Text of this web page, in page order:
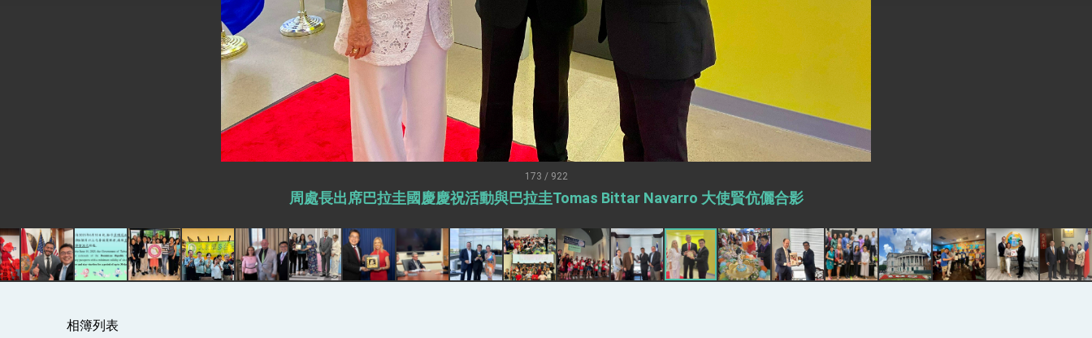
外交部長林佳龍接受印尼「時代雜誌」專訪，闡述印太安全局勢，籲深化台印尼半導體供應鏈合作
副總統接見美參議員蓋耶哥 強調美國是臺灣重要合作夥伴
外交部長林佳龍午宴歡迎美國聯邦參議員蓋耶哥訪問團
外交部長林佳龍接見美國智庫「德國馬歇爾基金會」訪問團一行，深化跨大西洋戰略夥伴關係
臺美經貿談判獲階段性成果 卓揆期勉爭取時間完成「臺美對等貿易協定」簽署
卓揆：臺美關稅談判階段性結果有助臺灣取得有利戰略地位 全力支持「臺美對等貿易協定」簽署
外交部與數位發展部攜手合作，整合台灣雄厚數位實力，達成固邦榮邦目標
外交部長林佳龍主持第35次「參與亞太經濟合作策略小組」跨部會會議
民調顯示多數國人滿意政府外交表現，高度支持「總合外交」與台歐美日關係深化
173 / 922
周處長出席巴拉圭國慶慶祝活動與巴拉圭Tomas Bittar Navarro 大使賢伉儷合影
相簿列表